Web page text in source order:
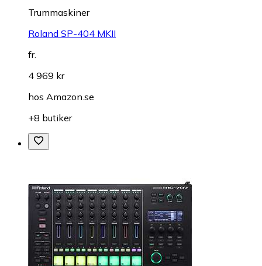
Trummaskiner
Roland SP-404 MKII
fr.
4 969 kr
hos Amazon.se
+8 butiker